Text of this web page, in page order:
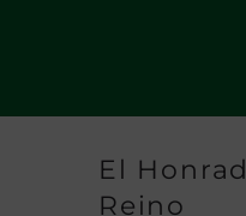
El
Reino